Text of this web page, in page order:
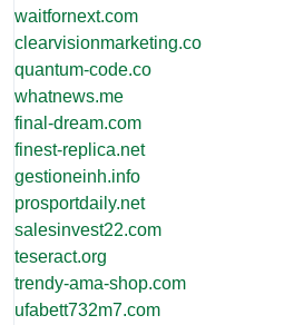
waitfornext.com
clearvisionmarketing.co
quantum-code.co
whatnews.me
final-dream.com
finest-replica.net
gestioneinh.info
prosportdaily.net
salesinvest22.com
teseract.org
trendy-ama-shop.com
ufabett732m7.com